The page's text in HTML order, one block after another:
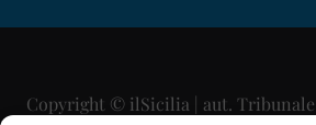
Copyright © ilSicilia | aut. Tribunale